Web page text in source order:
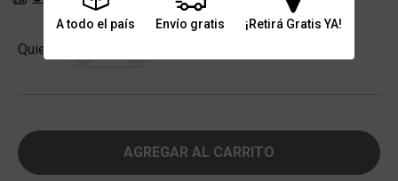
A todo el país Envío gratis ¡Retirá Gratis YA!
Quiero
AGREGAR AL CARRITO